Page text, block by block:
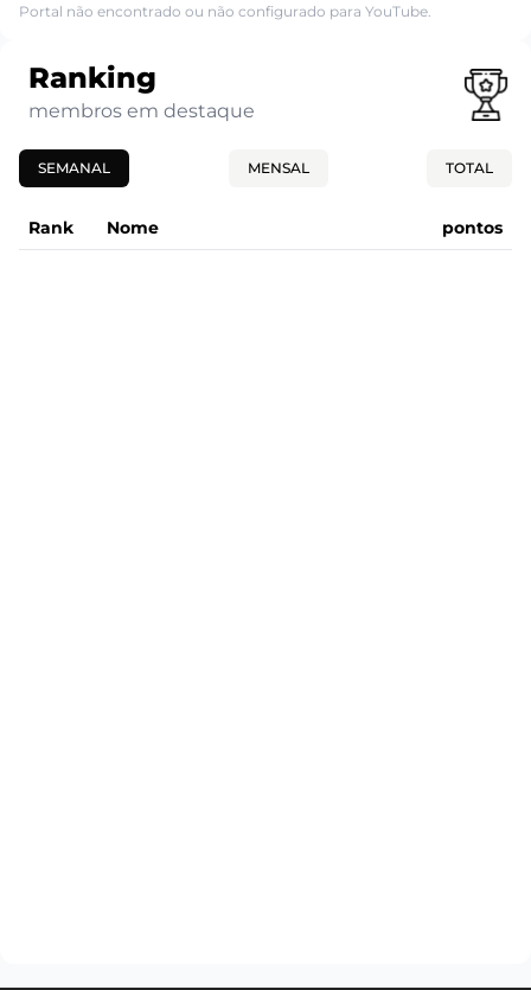
Portal não encontrado ou não configurado para YouTube.
Ranking
membros em destaque
SEMANAL MENSAL TOTAL
Rank Nome pontos